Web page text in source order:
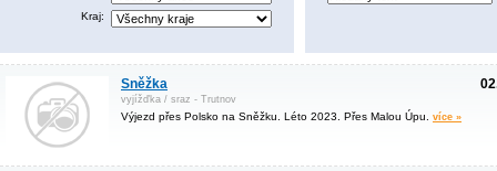
Kraj:
Sněžka
vyjížďka / sraz - Trutnov
Výjezd přes Polsko na Sněžku. Léto 2023. Přes Malou Úpu. více »